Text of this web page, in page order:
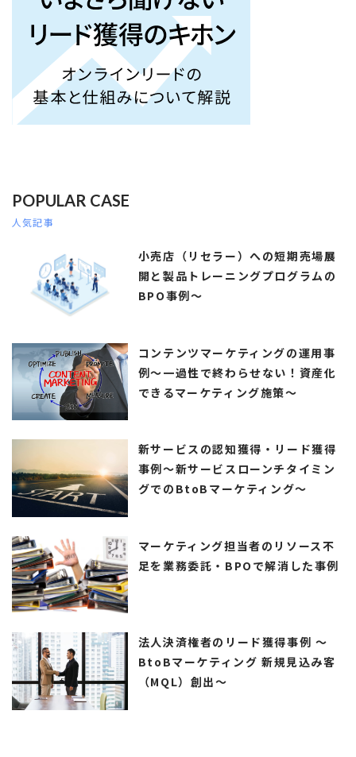
POPULAR CASE
人気記事
小売店（リセラー）への短期売場展
開と製品トレーニングプログラムの
BPO事例～
コンテンツマーケティングの運用事
例～一過性で終わらせない！資産化
できるマーケティング施策～
新サービスの認知獲得・リード獲得
事例～新サービスローンチタイミン
グでのBtoBマーケティング～
マーケティング担当者のリソース不
足を業務委託・BPOで解消した事例
法人決済権者のリード獲得事例 ～
BtoBマーケティング 新規見込み客
（MQL）創出～